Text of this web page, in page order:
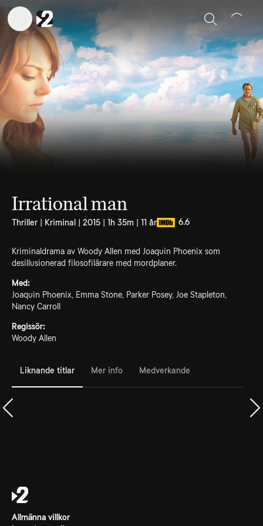
Sök
Irrational man
Thriller | Kriminal | 2015 | 1h 35m | 11 år 6.6
Kriminaldrama av Woody Allen med Joaquin Phoenix som
desillusionerad filosofilärare med mordplaner.
Med:
Joaquin Phoenix, Emma Stone, Parker Posey, Joe Stapleton,
Nancy Carroll
Regissör:
Woody Allen
Liknande titlar Mer info Medverkande
Allmänna villkor